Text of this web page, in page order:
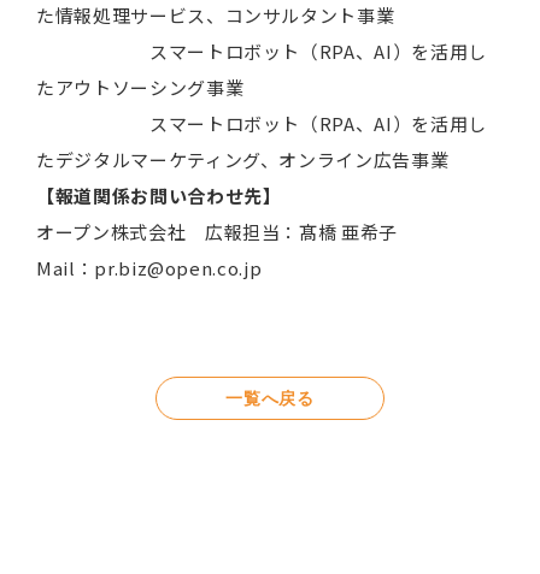
た情報処理サービス、コンサルタント事業
スマートロボット（RPA、AI）を活用し
たアウトソーシング事業
スマートロボット（RPA、AI）を活用し
たデジタルマーケティング、オンライン広告事業
【報道関係お問い合わせ先】
オープン株式会社 広報担当：髙橋 亜希子
Mail：pr.biz@open.co.jp
一覧へ戻る